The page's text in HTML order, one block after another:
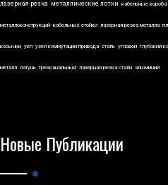
лазерная резка металлические лотки кабельные короба
металлоконструкций кабельные стойки лазерная резка металла
косынки укп узел коммутации привода сталь угловой глубокий
металл латунь трехканальный лазерная резка стали алюминий
Новые Публикации